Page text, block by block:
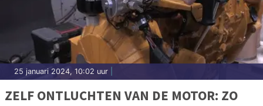
25 januari 2024, 10:02 uur
ZELF ONTLUCHTEN VAN DE MOTOR: ZO